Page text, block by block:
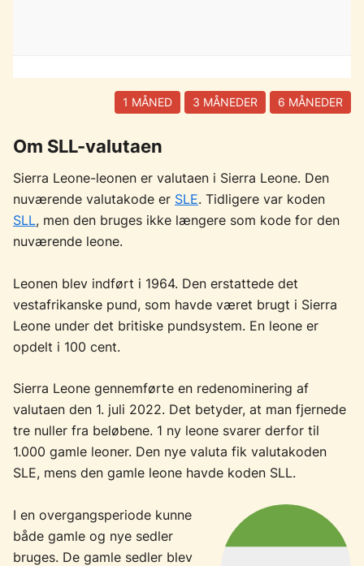
1 MÅNED 3 MÅNEDER 6 MÅNEDER
Om SLL-valutaen
Sierra Leone-leonen er valutaen i Sierra Leone. Den
nuværende valutakode er SLE. Tidligere var koden
SLL, men den bruges ikke længere som kode for den
nuværende leone.
Leonen blev indført i 1964. Den erstattede det
vestafrikanske pund, som havde været brugt i Sierra
Leone under det britiske pundsystem. En leone er
opdelt i 100 cent.
Sierra Leone gennemførte en redenominering af
valutaen den 1. juli 2022. Det betyder, at man fjernede
tre nuller fra beløbene. 1 ny leone svarer derfor til
1.000 gamle leoner. Den nye valuta fik valutakoden
SLE, mens den gamle leone havde koden SLL.
I en overgangsperiode kunne
både gamle og nye sedler
bruges. De gamle sedler blev